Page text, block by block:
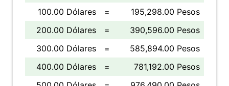
100.00 Dólares
=
195,298.00 Pesos
200.00 Dólares
=
390,596.00 Pesos
300.00 Dólares
=
585,894.00 Pesos
400.00 Dólares
=
781,192.00 Pesos